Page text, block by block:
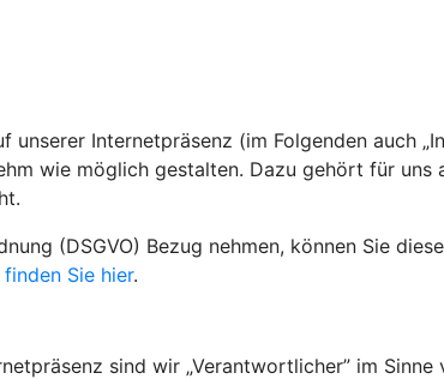
Internetpräsenz (im Folgenden auch
wie möglich gestalten. Dazu gehört für
(DSGVO) Bezug nehmen, können Sie
Sie hier.
sind wir „Verantwortlicher” im Sinne